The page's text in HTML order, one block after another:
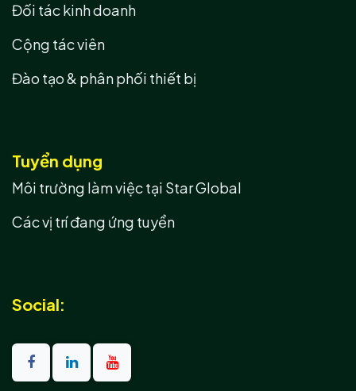
Social:
Đối tác kinh doanh
Cộng tác viên
Đào tạo & phân phối thiết bị
Tuyển dụng
Môi trường làm việc tại Star Global
Các vị trí đang ứng tuyển